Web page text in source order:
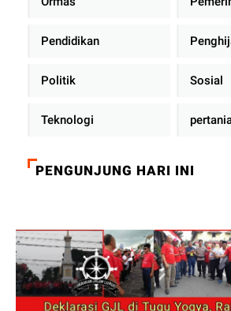
Pendidikan
Politik Sosial
Teknologi
PENGUNJUNG HARI INI